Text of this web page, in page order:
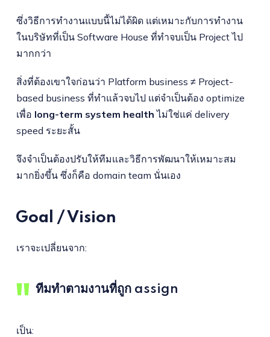
ซึ่งวิธีการทำงานแบบนี้ไม่ได้ผิด แต่เหมาะกับการทำงาน
ในบริษัทที่เป็น Software House ที่ทำจบเป็น Project ไป
มากกว่า
สิ่งที่ต้องเขาใจก่อนว่า Platform business ≠ Project-
based business ที่ทำแล้วจบไป แต่จำเป็นต้อง optimize
เพื่อ long-term system health ไม่ใช่แค่ delivery
speed ระยะสั้น
จึงจำเป็นต้องปรับให้ทีมและวิธีการพัฒนาให้เหมาะสม
มากยิ่งขึ้น ซึ่งก็คือ domain team นั่นเอง
Goal / Vision
เราจะเปลี่ยนจาก:
ทีมทำตามงานที่ถูก assign
เป็น: